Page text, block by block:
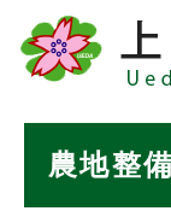
農地整